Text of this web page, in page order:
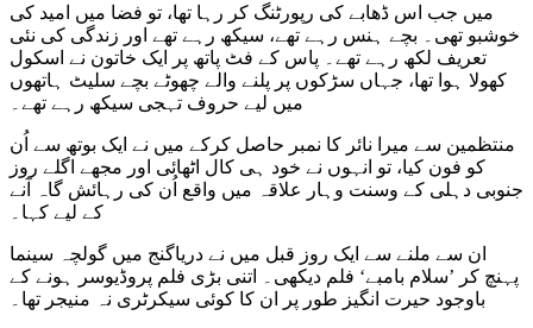
میں جب اس ڈھابے کی رپورٹنگ کر رہا تھا، تو فضا میں امید کی
خوشبو تھی۔ بچے ہنس رہے تھے، سیکھ رہے تھے اور زندگی کی نئی
تعریف لکھ رہے تھے۔ پاس کے فٹ پاتھ پر ایک خاتون نے اسکول
کھولا ہوا تھا، جہاں سڑکوں پر پلنے والے چھوٹے بچے سلیٹ ہاتھوں
میں لیے حروف تہجی سیکھ رہے تھے۔
منتظمین سے میرا نائر کا نمبر حاصل کرکے میں نے ایک بوتھ سے اُن
کو فون کیا، تو انہوں نے خود ہی کال اٹھائی اور مجھے اگلے روز
جنوبی دہلی کے وسنت وہار علاقہ میں واقع اُن کی رہائش گاہ آنے
کے لیے کہا۔
ان سے ملنے سے ایک روز قبل میں نے دریاگنج میں گولچہ سینما
پہنچ کر ’سلام بامبے‘ فلم دیکھی۔ اتنی بڑی فلم پروڈیوسر ہونے کے
باوجود حیرت انگیز طور پر ان کا کوئی سیکرٹری نہ منیجر تھا۔